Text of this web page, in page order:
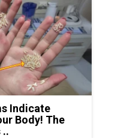
Indicate
Body! The
..